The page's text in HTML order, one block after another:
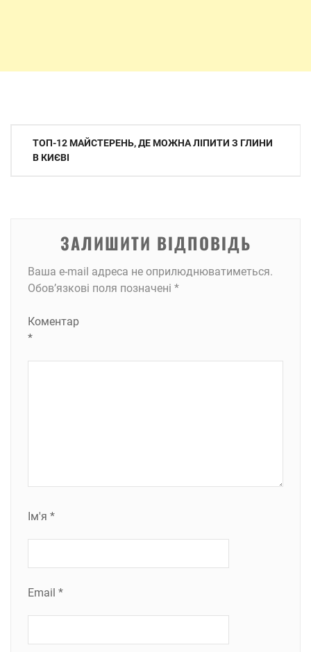
Навігація
записів
ТОП-12 МАЙСТЕРЕНЬ, ДЕ МОЖНА ЛІПИТИ З ГЛИНИ
В КИЄВІ
ЗАЛИШИТИ ВІДПОВІДЬ
Ваша e-mail адреса не оприлюднюватиметься.
Обов’язкові поля позначені *
Коментар
*
Ім'я *
Email *